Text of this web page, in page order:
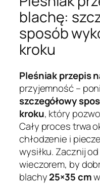
blachę:
sposób
kroku
Pleśniak przepis
przyjemność –
szczegółowy
kroku, który
Cały proces trwa
chłodzenie i
wysiłku. Zacznij
wieczorem, by
blachy25×35 cm